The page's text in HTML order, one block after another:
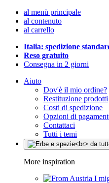
al menù principale
al contenuto
al carrello
Italia: spedizione
Reso gratuito
Consegna in 2 giorni
Aiuto
Dov'è il mio ordine?
Restituzione prodotti
Costi di spedizione
Opzioni di
Contattaci
Tutti i temi
More inspiration
I